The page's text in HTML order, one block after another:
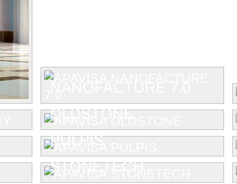
OLDSTONE
PULPIS
STONETECH